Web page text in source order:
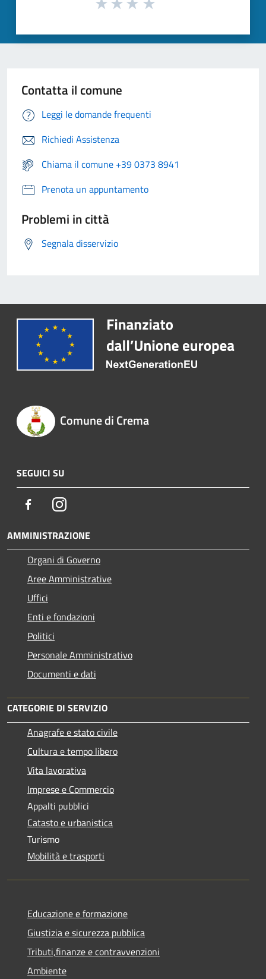
Contatta il comune
Leggi le domande frequenti
Richiedi Assistenza
Chiama il comune +39 0373 8941
Prenota un appuntamento
Problemi in città
Segnala disservizio
Comune di Crema
SEGUICI SU
FacebookInstagram
AMMINISTRAZIONE
Organi di Governo
Aree Amministrative
Uffici
Enti e fondazioni
Politici
Personale Amministrativo
Documenti e dati
CATEGORIE DI SERVIZIO
Anagrafe e stato civile
Cultura e tempo libero
Vita lavorativa
Imprese e Commercio
Appalti pubblici
Catasto e urbanistica
Turismo
Mobilità e trasporti
Educazione e formazione
Giustizia e sicurezza pubblica
Tributi,finanze e contravvenzioni
Ambiente